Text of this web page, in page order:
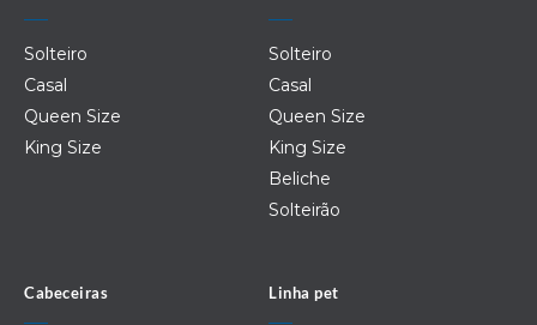
Solteiro
Casal
Queen Size
King Size
Solteiro
Casal
Queen Size
King Size
Beliche
Solteirão
Cabeceiras Linha pet